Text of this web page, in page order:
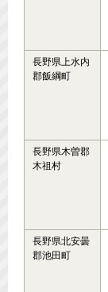
長野県上水内
郡飯綱町
長野県木曽郡
木祖村
長野県北安曇
郡池田町